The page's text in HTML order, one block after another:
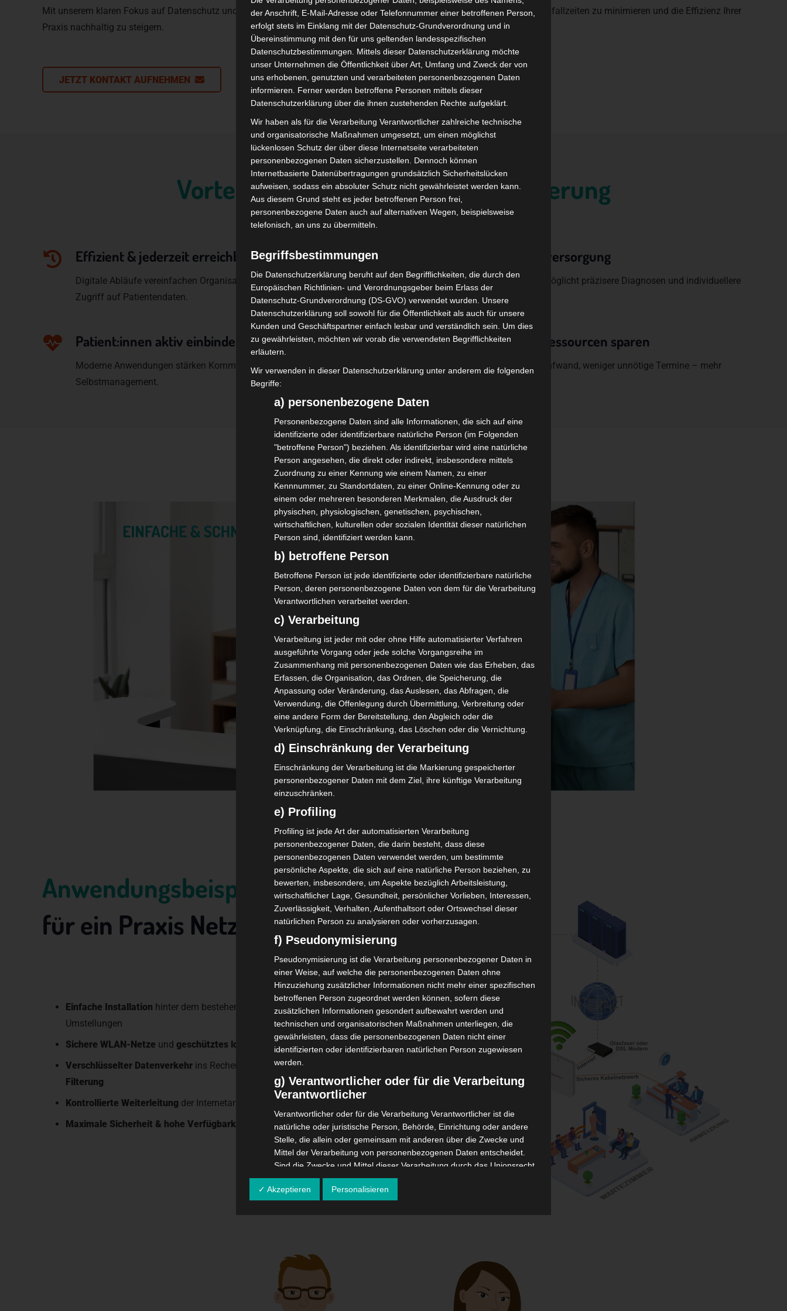
Mit unserem klaren Fokus auf Datenschutz und Cybersecurity helfen wir Ihnen, Patientendaten zuverlässig zu schützen, Ausfallzeiten zu minimieren und die Effizienz Ihrer
Praxis nachhaltig zu steigern.
JETZT KONTAKT AUFNEHMEN
Vorteile von E-Health und Digitalisierung
Effizient & jederzeit erreichbar
Digitale Abläufe vereinfachen Organisation, Terminvergabe und den
Zugriff auf Patientendaten.
Bessere Patientenversorgung
Digitale Unterstützung ermöglicht präzisere Diagnosen und individuellere
Behandlungen.
Patient:innen aktiv einbinden
Moderne Anwendungen stärken Kommunikation, Transparenz und
Selbstmanagement.
Kosten senken & Ressourcen sparen
Weniger Papier, weniger Aufwand, weniger unnötige Termine – mehr
Anwendungsbeispiel
für ein Praxis Netzwerk
Einfache Installation hinter dem bestehenden Internetanschluss – ohne
Umstellungen
Sichere WLAN-Netze und geschütztes lokales Netzwerk inklusive
Verschlüsselter Datenverkehr ins Rechenzentrum zurzentralen Prüfung &
Filterung
Kontrollierte Weiterleitung der Internetanfragen erst nach Sicherheitscheck
Maximale Sicherheit & hohe Verfügbarkeit
– ohne zusätzlichen Aufwand
der Anschrift, E-Mail-Adresse oder Telefonnummer einer betroffenen Person,
erfolgt stets im Einklang mit der Datenschutz-Grundverordnung und in
Übereinstimmung mit den für uns geltenden landesspezifischen
Datenschutzbestimmungen. Mittels dieser Datenschutzerklärung möchte
unser Unternehmen die Öffentlichkeit über Art, Umfang und Zweck der von
uns erhobenen, genutzten und verarbeiteten personenbezogenen Daten
informieren. Ferner werden betroffene Personen mittels dieser
Datenschutzerklärung über die ihnen zustehenden Rechte aufgeklärt.
Wir haben als für die Verarbeitung Verantwortlicher zahlreiche technische
und organisatorische Maßnahmen umgesetzt, um einen möglichst
lückenlosen Schutz der über diese Internetseite verarbeiteten
personenbezogenen Daten sicherzustellen. Dennoch können
Internetbasierte Datenübertragungen grundsätzlich Sicherheitslücken
aufweisen, sodass ein absoluter Schutz nicht gewährleistet werden kann.
Aus diesem Grund steht es jeder betroffenen Person frei,
personenbezogene Daten auch auf alternativen Wegen, beispielsweise
telefonisch, an uns zu übermitteln.
Begriffsbestimmungen
Die Datenschutzerklärung beruht auf den Begrifflichkeiten, die durch den
Europäischen Richtlinien- und Verordnungsgeber beim Erlass der
Datenschutz-Grundverordnung (DS-GVO) verwendet wurden. Unsere
Datenschutzerklärung soll sowohl für die Öffentlichkeit als auch für unsere
Kunden und Geschäftspartner einfach lesbar und verständlich sein. Um dies
zu gewährleisten, möchten wir vorab die verwendeten Begrifflichkeiten
erläutern.
Wir verwenden in dieser Datenschutzerklärung unter anderem die folgenden
Begriffe:
a) personenbezogene Daten
Personenbezogene Daten sind alle Informationen, die sich auf eine
identifizierte oder identifizierbare natürliche Person (im Folgenden
"betroffene Person") beziehen. Als identifizierbar wird eine natürliche
Person angesehen, die direkt oder indirekt, insbesondere mittels
Zuordnung zu einer Kennung wie einem Namen, zu einer
Kennnummer, zu Standortdaten, zu einer Online-Kennung oder zu
einem oder mehreren besonderen Merkmalen, die Ausdruck der
physischen, physiologischen, genetischen, psychischen,
wirtschaftlichen, kulturellen oder sozialen Identität dieser natürlichen
Person sind, identifiziert werden kann.
b) betroffene Person
Betroffene Person ist jede identifizierte oder identifizierbare natürliche
Person, deren personenbezogene Daten von dem für die Verarbeitung
Verantwortlichen verarbeitet werden.
c) Verarbeitung
Verarbeitung ist jeder mit oder ohne Hilfe automatisierter Verfahren
ausgeführte Vorgang oder jede solche Vorgangsreihe im
Zusammenhang mit personenbezogenen Daten wie das Erheben, das
Erfassen, die Organisation, das Ordnen, die Speicherung, die
Anpassung oder Veränderung, das Auslesen, das Abfragen, die
Verwendung, die Offenlegung durch Übermittlung, Verbreitung oder
eine andere Form der Bereitstellung, den Abgleich oder die
Verknüpfung, die Einschränkung, das Löschen oder die Vernichtung.
d) Einschränkung der Verarbeitung
Einschränkung der Verarbeitung ist die Markierung gespeicherter
personenbezogener Daten mit dem Ziel, ihre künftige Verarbeitung
einzuschränken.
e) Profiling
Profiling ist jede Art der automatisierten Verarbeitung
personenbezogener Daten, die darin besteht, dass diese
personenbezogenen Daten verwendet werden, um bestimmte
persönliche Aspekte, die sich auf eine natürliche Person beziehen, zu
bewerten, insbesondere, um Aspekte bezüglich Arbeitsleistung,
wirtschaftlicher Lage, Gesundheit, persönlicher Vorlieben, Interessen,
Zuverlässigkeit, Verhalten, Aufenthaltsort oder Ortswechsel dieser
natürlichen Person zu analysieren oder vorherzusagen.
f) Pseudonymisierung
Pseudonymisierung ist die Verarbeitung personenbezogener Daten in
einer Weise, auf welche die personenbezogenen Daten ohne
Hinzuziehung zusätzlicher Informationen nicht mehr einer spezifischen
betroffenen Person zugeordnet werden können, sofern diese
zusätzlichen Informationen gesondert aufbewahrt werden und
technischen und organisatorischen Maßnahmen unterliegen, die
gewährleisten, dass die personenbezogenen Daten nicht einer
identifizierten oder identifizierbaren natürlichen Person zugewiesen
werden.
g) Verantwortlicher oder für die Verarbeitung
Verantwortlicher
Verantwortlicher oder für die Verarbeitung Verantwortlicher ist die
natürliche oder juristische Person, Behörde, Einrichtung oder andere
Stelle, die allein oder gemeinsam mit anderen über die Zwecke und
Mittel der Verarbeitung von personenbezogenen Daten entscheidet.
Sind die Zwecke und Mittel dieser Verarbeitung durch das Unionsrecht
oder das Recht der Mitgliedstaaten vorgegeben, so kann der
Verantwortliche beziehungsweise können die bestimmten Kriterien
Auftragsverarbeiter ist eine natürliche oder juristische Person,
Behörde, Einrichtung oder andere Stelle, die personenbezogene
Daten im Auftrag des Verantwortlichen verarbeitet.
i) Empfänger
✓ Akzeptieren Personalisieren